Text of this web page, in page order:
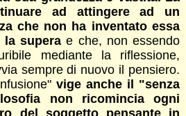
ad attingere ad un
che non ha inventato essa
la supera e che, non essendo
mediante la riflessione,
sempre di nuovo il pensiero.
vige anche il "senza
non ricomincia ogni